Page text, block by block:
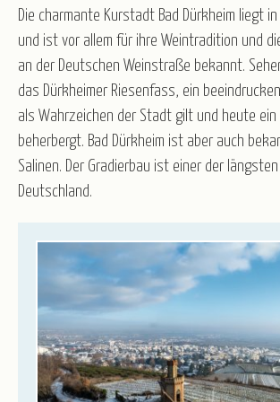
R.U.F Reisebüro
Service
Katalogbestellung Blätterkatalog
Taxi-Service/Zustiege
Anmeldeformular für
Wir über uns
Partner/Referenzen
Kontakt
Öffnungszeiten
Die charmante Kurstadt Bad Dürkheim liegt
und ist vor allem für ihre Weintradition und
an der Deutschen Weinstraße bekannt.
das Dürkheimer Riesenfass, ein
als Wahrzeichen der Stadt gilt und heute
beherbergt. Bad Dürkheim ist aber auch
Salinen. Der Gradierbau ist einer der
Deutschland.